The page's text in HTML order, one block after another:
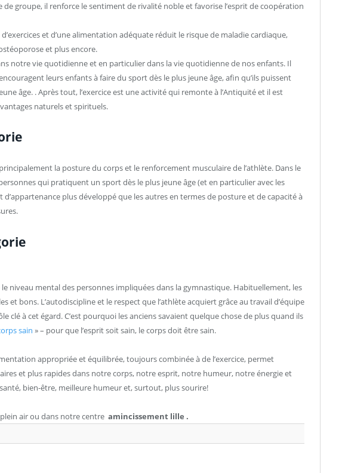
de groupe, il renforce le sentiment de rivalité noble et favorise l’esprit de coopération
et d’une alimentation adéquate réduit le risque de maladie cardiaque,
et plus encore.
notre vie quotidienne et en particulier dans la vie quotidienne de nos enfants. Il
leurs enfants à faire du sport dès le plus jeune âge, afin qu’ils puissent
âge. . Après tout, l’exercice est une activité qui remonte à l’Antiquité et il est
naturels et spirituels.
la posture du corps et le renforcement musculaire de l’athlète. Dans le
qui pratiquent un sport dès le plus jeune âge (et en particulier avec les
plus développé que les autres en termes de posture et de capacité à
niveau mental des personnes impliquées dans la gymnastique. Habituellement, les
et bons. L’autodiscipline et le respect que l’athlète acquiert grâce au travail d’équipe
clé à cet égard. C’est pourquoi les anciens savaient quelque chose de plus quand ils
sain » – pour que l’esprit soit sain, le corps doit être sain.
appropriée et équilibrée, toujours combinée à de l’exercice, permet
et plus rapides dans notre corps, notre esprit, notre humeur, notre énergie et
bien-être, meilleure humeur et, surtout, plus sourire!
air ou dans notre centre amincissement lille .